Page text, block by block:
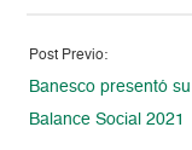
Post Previo:
Banesco presentó su
Balance Social 2021